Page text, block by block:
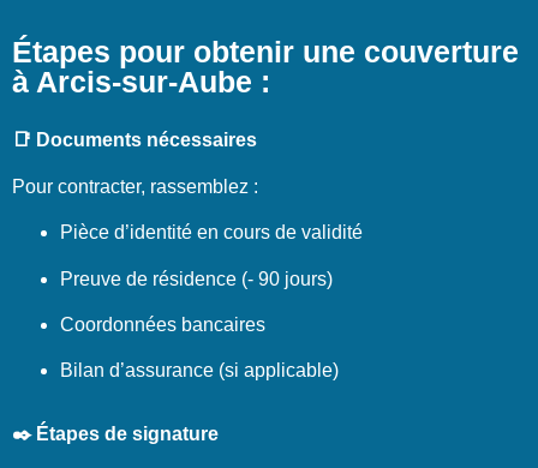
Étapes pour obtenir une couverture
à Arcis-sur-Aube :
📑 Documents nécessaires
Pour contracter, rassemblez :
Pièce d’identité en cours de validité
Preuve de résidence (- 90 jours)
Coordonnées bancaires
Bilan d’assurance (si applicable)
✒️ Étapes de signature